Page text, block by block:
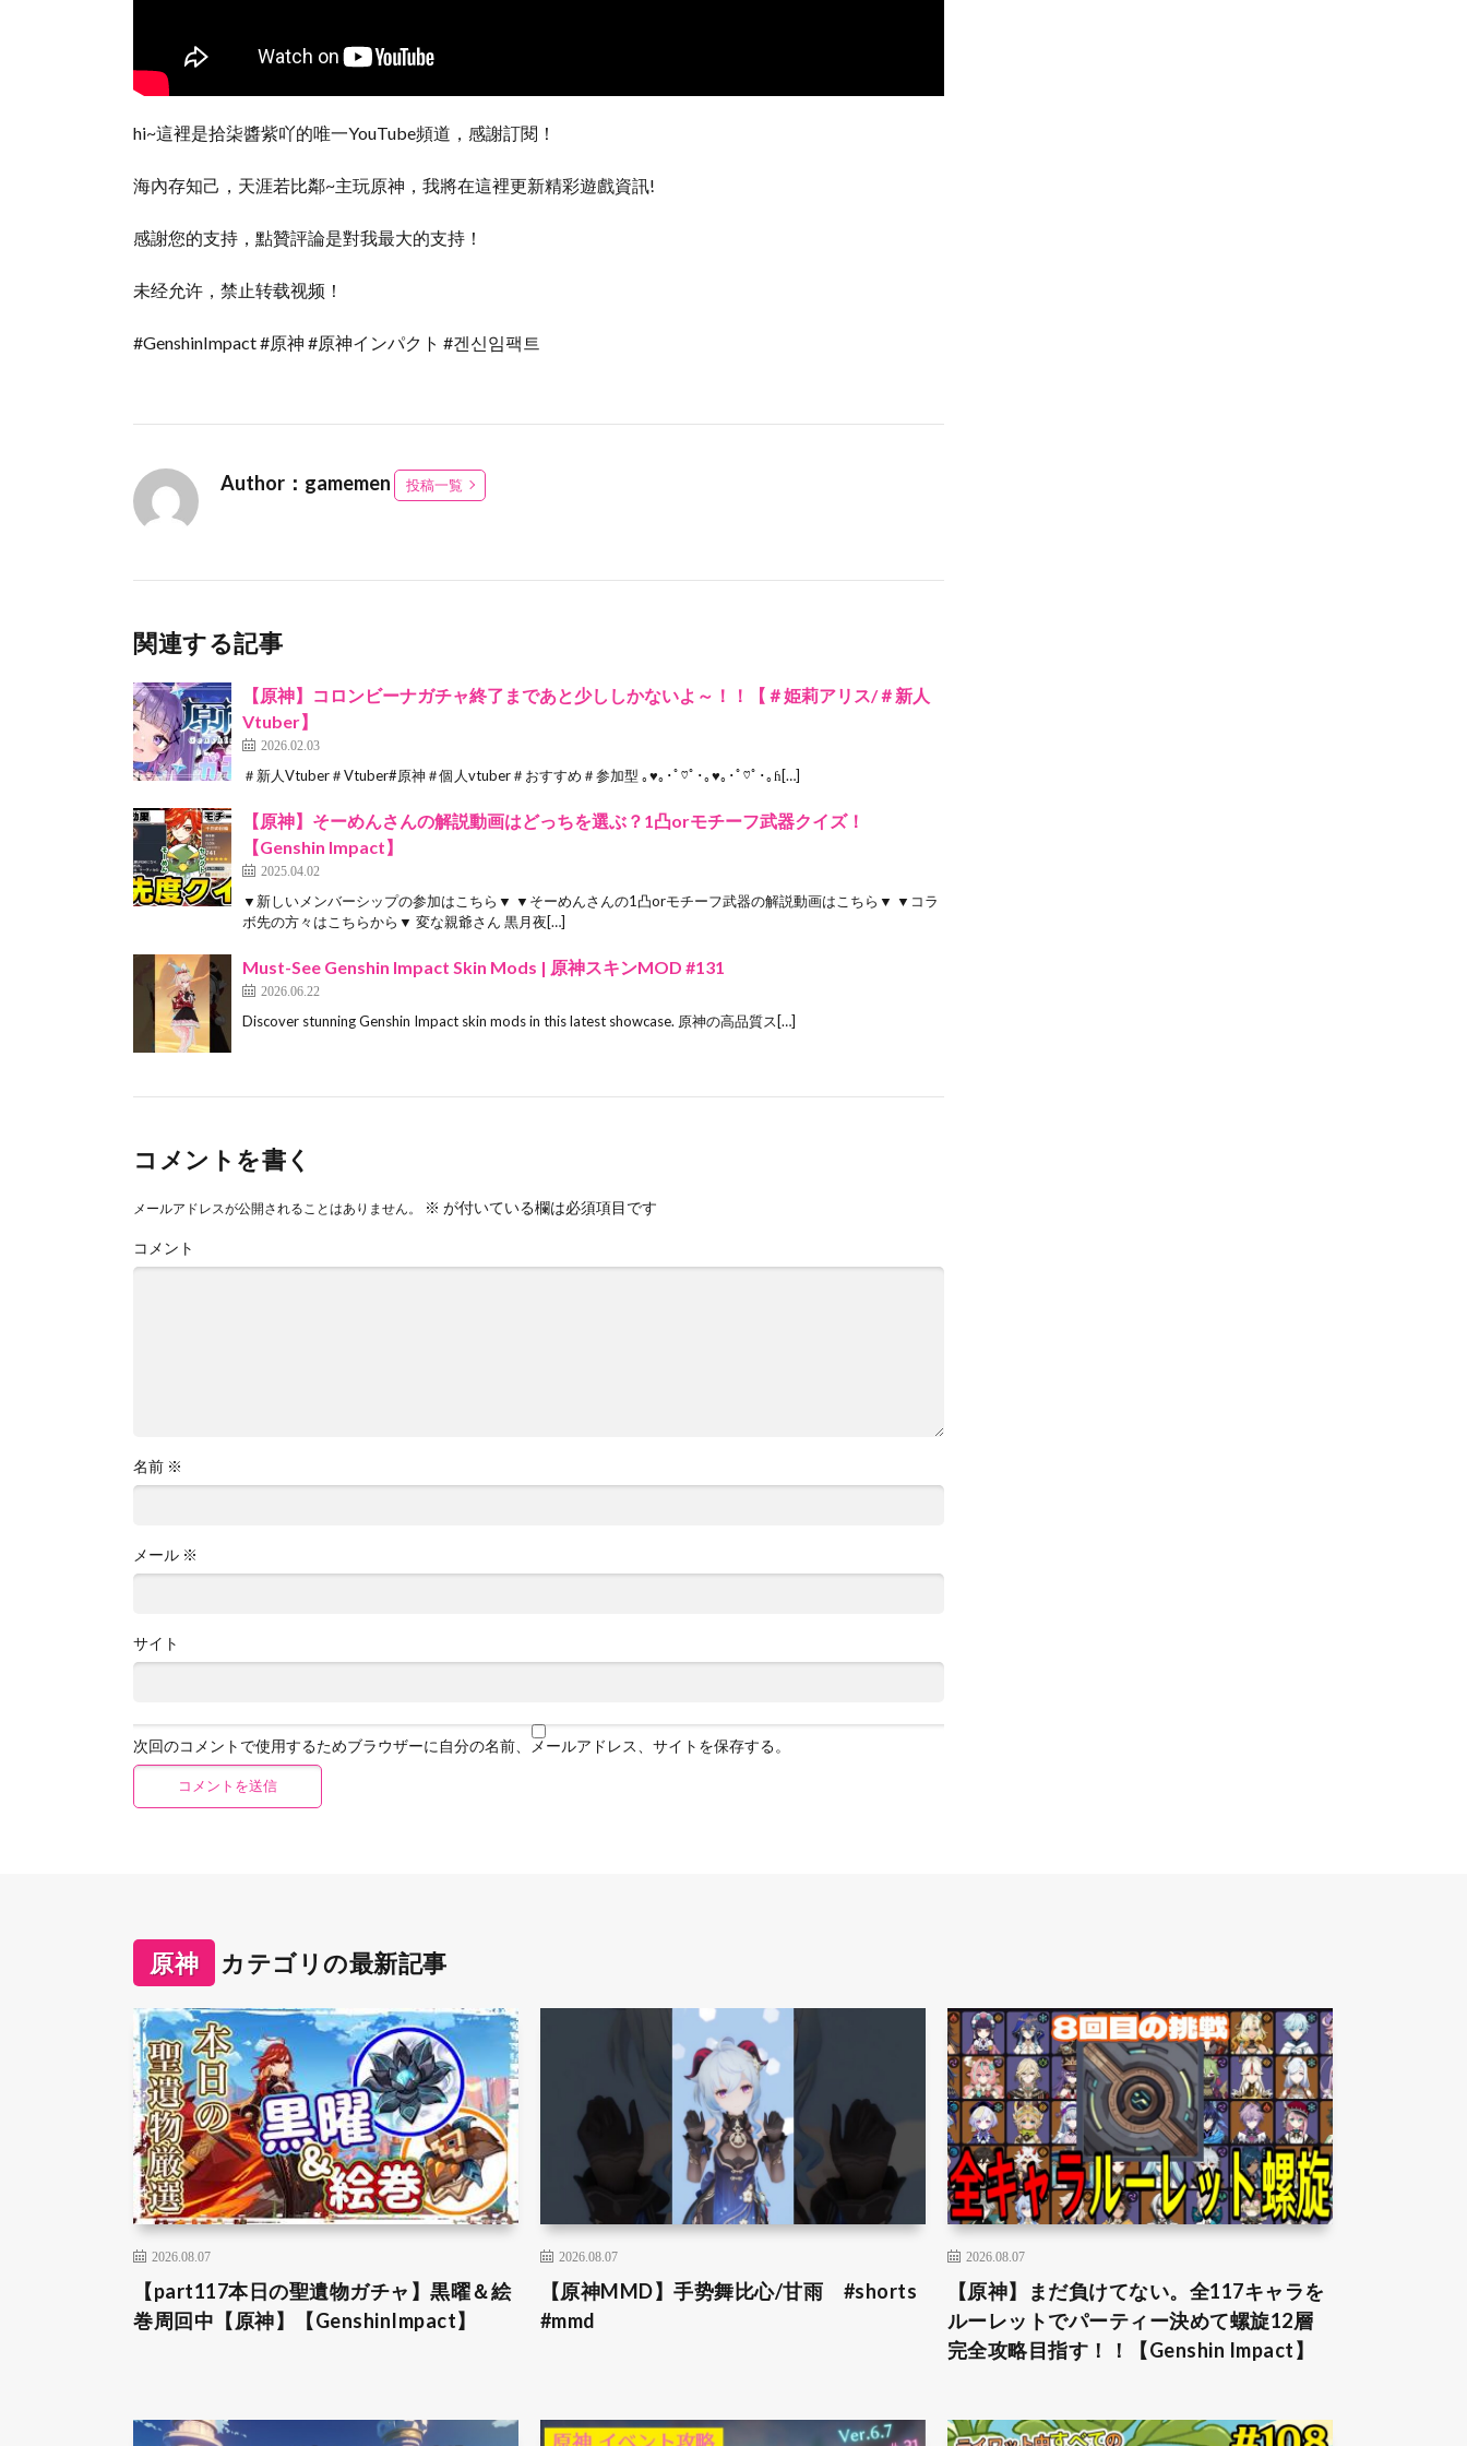
hi~這裡是拾柒醬紫吖的唯一YouTube頻道，感謝訂閱！
海內存知己，天涯若比鄰~主玩原神，我將在這裡更新精彩遊戲資訊!
感謝您的支持，點贊評論是對我最大的支持！
未经允许，禁止转载视频！
#GenshinImpact #原神 #原神インパクト #겐신임팩트
Author：gamemen 投稿一覧
関連する記事
【原神】コロンビーナガチャ終了まであと少ししかないよ～！！【＃姫莉アリス/＃新人
Vtuber】
2026.02.03
＃新人Vtuber＃Vtuber#原神＃個人vtuber＃おすすめ＃参加型 ｡♥｡･ﾟ♡ﾟ･｡♥｡･ﾟ♡ﾟ･｡ɦ[…]
【原神】そーめんさんの解説動画はどっちを選ぶ？1凸orモチーフ武器クイズ！
【Genshin Impact】
2025.04.02
▼新しいメンバーシップの参加はこちら▼ ▼そーめんさんの1凸orモチーフ武器の解説動画はこちら▼ ▼コラ
ボ先の方々はこちらから▼ 変な親爺さん 黒月夜[…]
Must-See Genshin Impact Skin Mods | 原神スキンMOD #131
2026.06.22
Discover stunning Genshin Impact skin mods in this latest showcase. 原神の高品質ス[…]
コメントを書く
メールアドレスが公開されることはありません。 ※ が付いている欄は必須項目です
コメント
名前 ※
メール ※
サイト
次回のコメントで使用するためブラウザーに自分の名前、メールアドレス、サイトを保存する。
原神 カテゴリの最新記事
2026.08.07
【part117本日の聖遺物ガチャ】黒曜＆絵
巻周回中【原神】【GenshinImpact】
2026.08.07
【原神MMD】手势舞比心/甘雨 #shorts
#mmd
2026.08.07
【原神】まだ負けてない。全117キャラを
ルーレットでパーティー決めて螺旋12層
完全攻略目指す！！【Genshin Impact】